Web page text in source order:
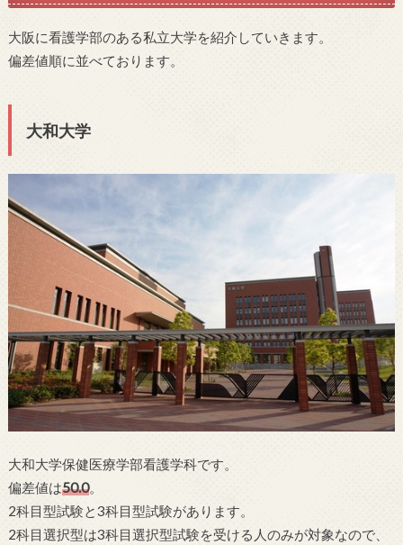
大阪に看護学部のある私立大学を紹介していきます。
偏差値順に並べております。
大和大学
大和大学保健医療学部看護学科です。
偏差値は50.0。
2科目型試験と3科目型試験があります。
2科目選択型は3科目選択型試験を受ける人のみが対象なので、